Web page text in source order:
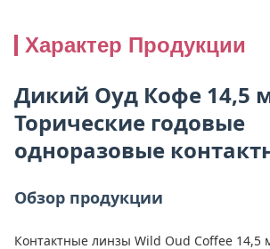
Характер Продукции
Дикий Оуд Кофе 14,5
Торические годовые
одноразовые
Обзор продукции
Контактные линзы Wild Oud Coffee 14,5